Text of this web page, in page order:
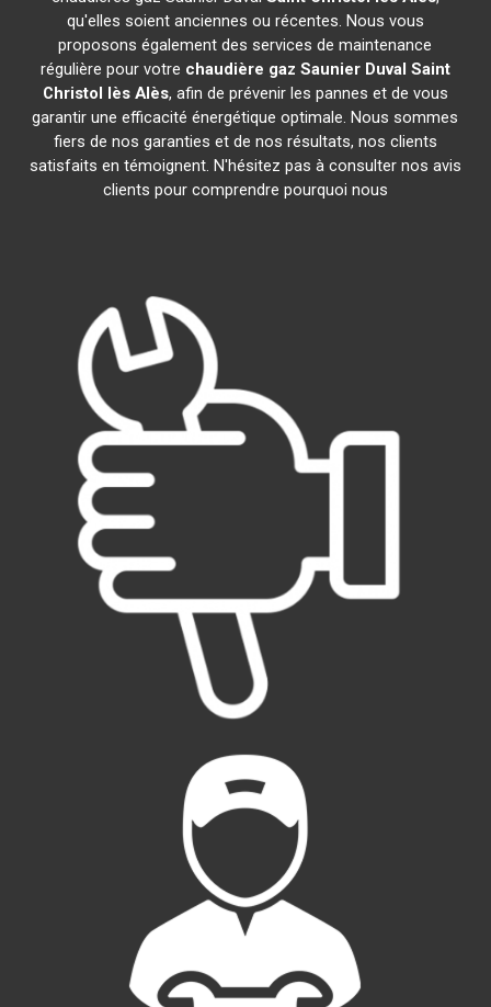
qu'elles soient anciennes ou récentes. Nous vous
proposons également des services de maintenance
régulière pour votre chaudière gaz Saunier Duval Saint
Christol lès Alès, afin de prévenir les pannes et de vous
garantir une efficacité énergétique optimale. Nous sommes
fiers de nos garanties et de nos résultats, nos clients
satisfaits en témoignent. N'hésitez pas à consulter nos avis
clients pour comprendre pourquoi nous